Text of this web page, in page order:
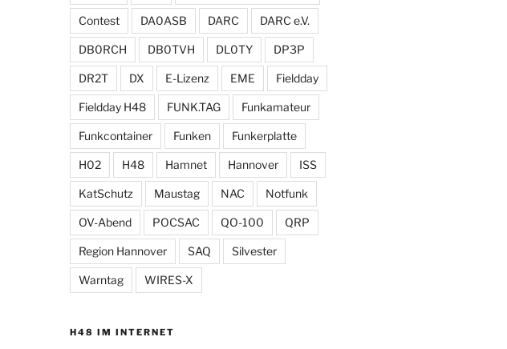
Contest DA0ASB DARC DARC e.V.
DB0RCH DB0TVH DL0TY DP3P
DR2T DX E-Lizenz EME Fieldday
Fieldday H48 FUNK.TAG Funkamateur
Funkcontainer Funken Funkerplatte
H02 H48 Hamnet Hannover ISS
KatSchutz Maustag NAC Notfunk
OV-Abend POCSAC QO-100 QRP
Region Hannover SAQ Silvester
Warntag WIRES-X
H48 IM INTERNET